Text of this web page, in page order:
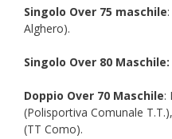
Singolo Over 75 maschile
Alghero).
Singolo Over 80 Maschile:
Doppio Over 70 Maschile:
(Polisportiva Comunale
(TT Como).